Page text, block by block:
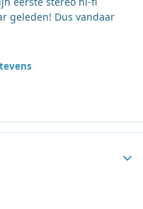
geleden! Dus vandaar